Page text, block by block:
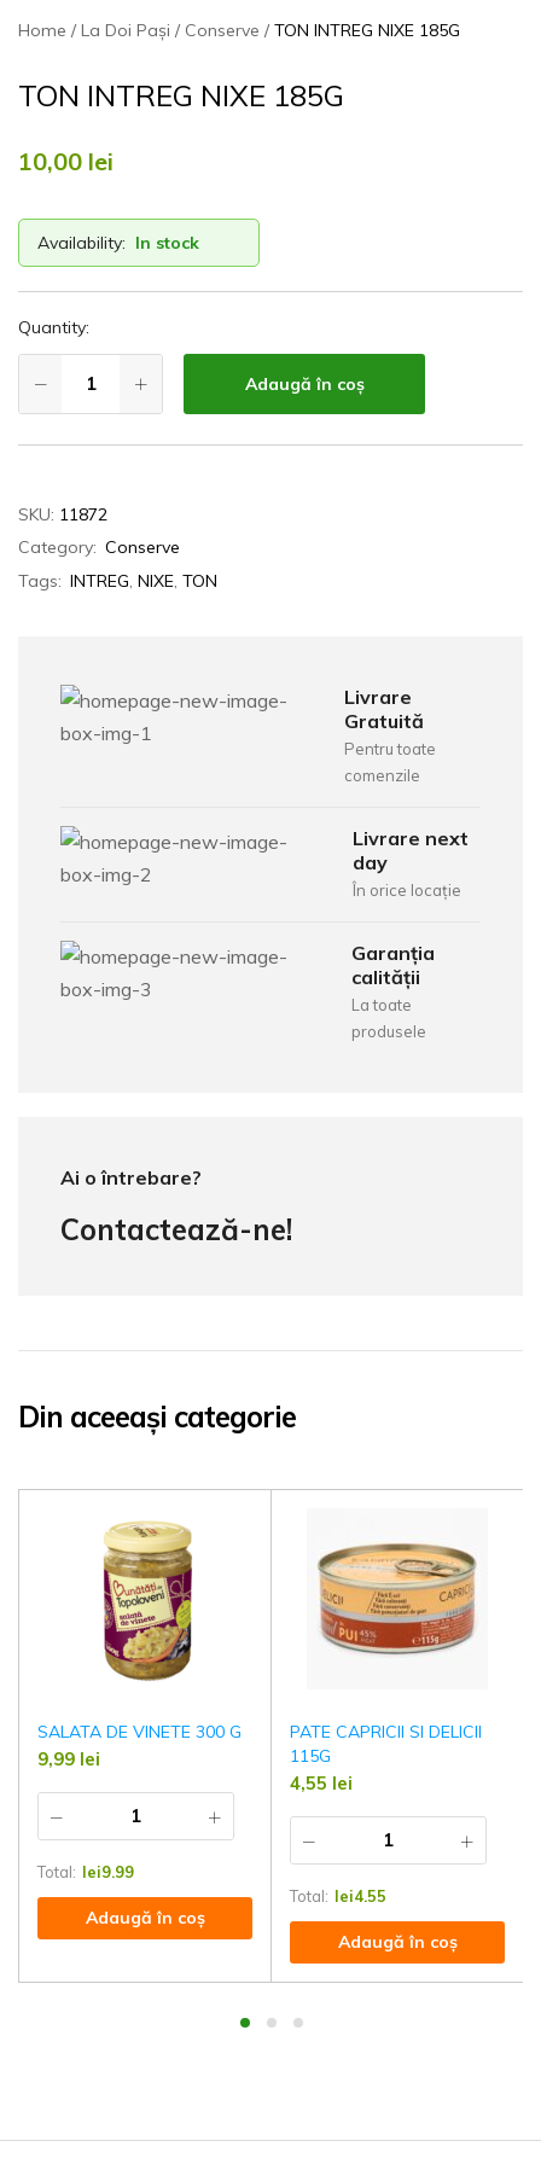
Home La Doi Pași Conserve TON INTREG NIXE 185G
TON INTREG NIXE 185G
10,00 lei
Availability: In stock
Quantity:
Adaugă în coș
SKU: 11872
Category: Conserve
Tags: INTREG NIXE TON
Livrare
Gratuită
Pentru toate
comenzile
Livrare next
day
În orice locație
Garanția
calității
La toate
produsele
Ai o întrebare?
Contactează-ne!
Din aceeași categorie
SALATA DE VINETE 300 G
9,99 lei
Total: lei9.99
Adaugă în coș
PATE CAPRICII SI DELICII
115G
4,55 lei
Total: lei4.55
Adaugă în coș